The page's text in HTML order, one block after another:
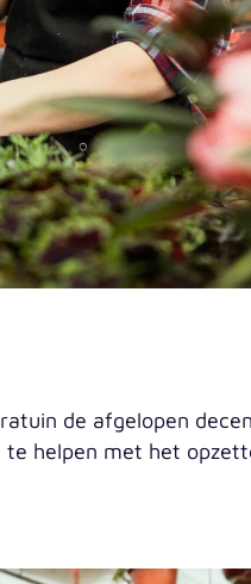
de afgelopen
helpen met het